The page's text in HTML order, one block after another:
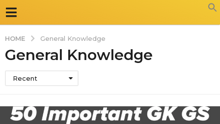
HOME General Knowledge
General Knowledge
Recent